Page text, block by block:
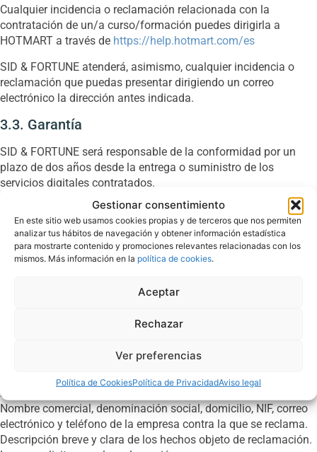
Gestionar consentimiento
En este sitio web usamos cookies propias y de terceros que nos permiten
analizar tus hábitos de navegación y obtener información estadística
para mostrarte contenido y promociones relevantes relacionadas con los
mismos. Más información en la política de cookies.
Aceptar
Rechazar
Ver preferencias
Política de CookiesPolítica de PrivacidadAviso legal
Cualquier incidencia o reclamación relacionada con la
contratación de un/a curso/formación puedes dirigirla a
HOTMART a través de https://help.hotmart.com/es
SID & FORTUNE atenderá, asimismo, cualquier incidencia o
reclamación que puedas presentar dirigiendo un correo
electrónico la dirección antes indicada.
3.3. Garantía
SID & FORTUNE será responsable de la conformidad por un
plazo de dos años desde la entrega o suministro de los
servicios digitales contratados.
3.4. Hojas de reclamaciones
Si ostentas la condición de consumidor/a o usuario/a puedes
dirigirte al organismo municipal o autonómico de tu localidad
reclamación en cualquier formato y ante cualquier
elaborar un escrito exponiendo los datos relativos al
reclamación debe hacerse constar:
Nombre, dirección, DNI, correo electrónico y teléfono del
reclamante.
Nombre comercial, denominación social, domicilio, NIF, correo
electrónico y teléfono de la empresa contra la que se reclama.
Descripción breve y clara de los hechos objeto de reclamación.